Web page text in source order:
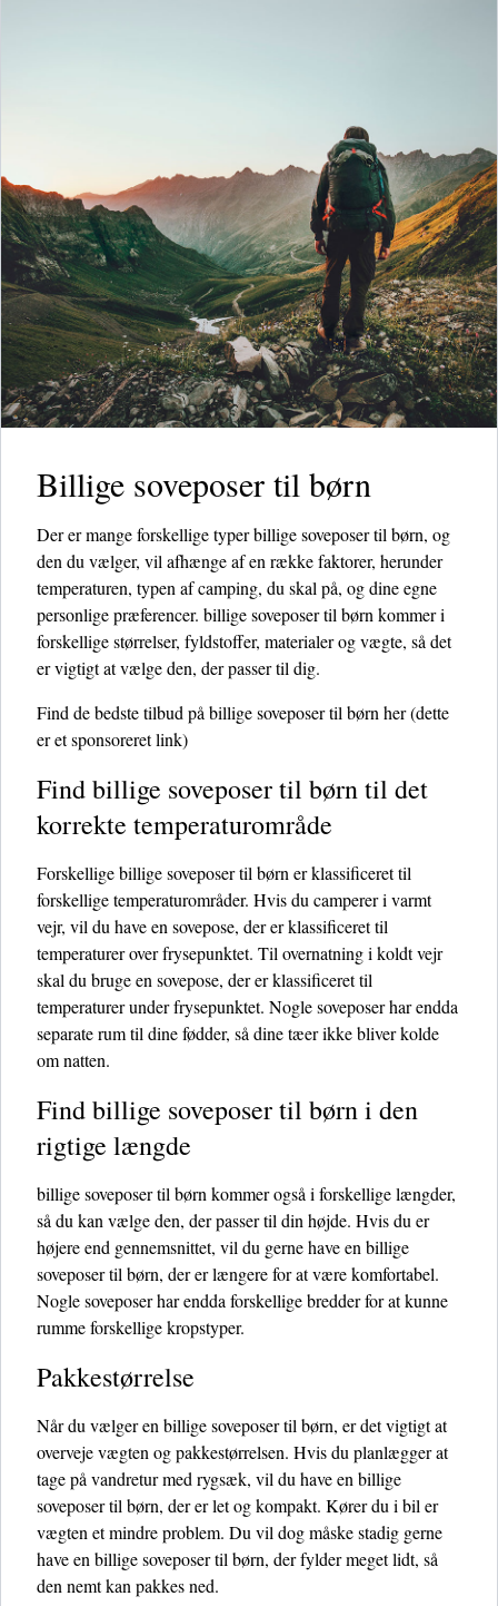
Billige soveposer til børn
Der er mange forskellige typer billige soveposer til børn, og
den du vælger, vil afhænge af en række faktorer, herunder
temperaturen, typen af ​​camping, du skal på, og dine egne
personlige præferencer. billige soveposer til børn kommer i
forskellige størrelser, fyldstoffer, materialer og vægte, så det
er vigtigt at vælge den, der passer til dig.
Find de bedste tilbud på billige soveposer til børn her(dette
er et sponsoreret link)
Find billige soveposer til børn til det
korrekte temperaturområde
Forskellige billige soveposer til børn er klassificeret til
forskellige temperaturområder. Hvis du camperer i varmt
vejr, vil du have en sovepose, der er klassificeret til
temperaturer over frysepunktet. Til overnatning i koldt vejr
skal du bruge en sovepose, der er klassificeret til
temperaturer under frysepunktet. Nogle soveposer har endda
separate rum til dine fødder, så dine tæer ikke bliver kolde
om natten.
Find billige soveposer til børn i den
rigtige længde
billige soveposer til børn kommer også i forskellige længder,
så du kan vælge den, der passer til din højde. Hvis du er
højere end gennemsnittet, vil du gerne have en billige
soveposer til børn, der er længere for at være komfortabel.
Nogle soveposer har endda forskellige bredder for at kunne
rumme forskellige kropstyper.
Pakkestørrelse
Når du vælger en billige soveposer til børn, er det vigtigt at
overveje vægten og pakkestørrelsen. Hvis du planlægger at
tage på vandretur med rygsæk, vil du have en billige
soveposer til børn, der er let og kompakt. Kører du i bil er
vægten et mindre problem. Du vil dog måske stadig gerne
have en billige soveposer til børn, der fylder meget lidt, så
den nemt kan pakkes ned.